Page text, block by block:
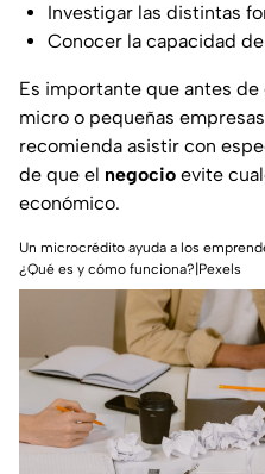
Investigar las distintas
Conocer la capacidad
Es importante que antes de
micro o pequeñas
recomienda asistir con
de que el negocio evite
económico.
Un microcrédito ayuda a los
¿Qué es y cómo funciona?|Pexels